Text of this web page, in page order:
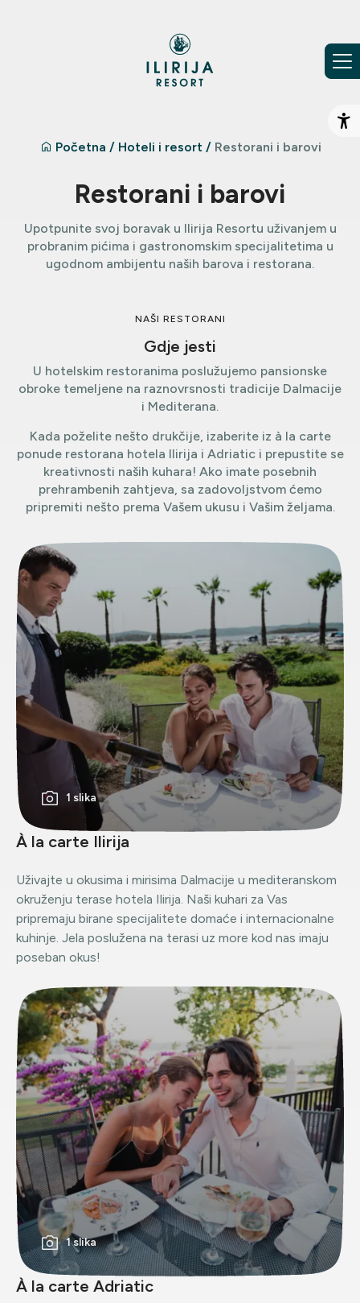
Početna / Hoteli i resort / Restorani i barovi
Restorani i barovi
Upotpunite svoj boravak u Ilirija Resortu uživanjem u
probranim pićima i gastronomskim specijalitetima u
ugodnom ambijentu naših barova i restorana.
NAŠI RESTORANI
Gdje jesti
U hotelskim restoranima poslužujemo pansionske
obroke temeljene na raznovrsnosti tradicije Dalmacije
i Mediterana.
Kada poželite nešto drukčije, izaberite iz à la carte
ponude restorana hotela Ilirija i Adriatic i prepustite se
kreativnosti naših kuhara! Ako imate posebnih
prehrambenih zahtjeva, sa zadovoljstvom ćemo
pripremiti nešto prema Vašem ukusu i Vašim željama.
1 slika
À la carte Ilirija
Uživajte u okusima i mirisima Dalmacije u mediteranskom
okruženju terase hotela Ilirija. Naši kuhari za Vas
pripremaju birane specijalitete domaće i internacionalne
kuhinje. Jela poslužena na terasi uz more kod nas imaju
poseban okus!
1 slika
À la carte Adriatic